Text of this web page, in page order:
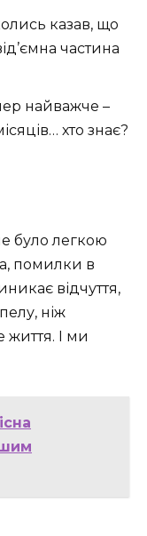
казав, що
частина
найважче –
хто знає?
було легкою
помилки в
відчуття,
ніж
життя. І ми